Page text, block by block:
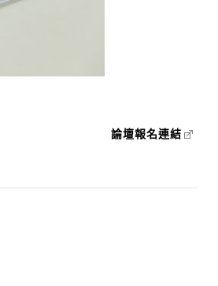
論壇報名連結